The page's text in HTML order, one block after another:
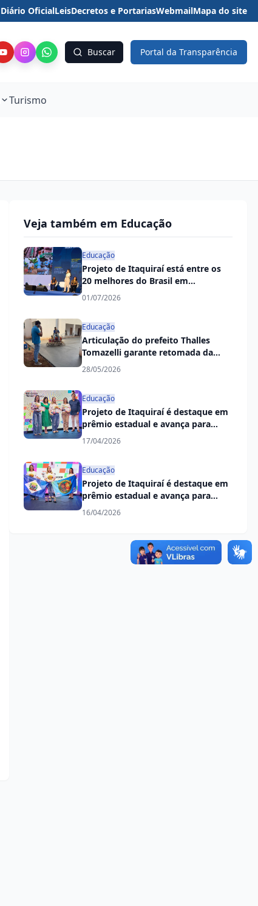
Diário OficialLeisDecretos e PortariasWebmailMapa do site
Buscar Portal da Transparência
Turismo
Veja também em Educação
Educação
Projeto de Itaquiraí está entre os
20 melhores do Brasil em
premiação do PNAE
01/07/2026
Educação
Articulação do prefeito Thalles
Tomazelli garante retomada da
obra da Creche do Jardim
28/05/2026
Educação
Projeto de Itaquiraí é destaque em
prêmio estadual e avança para
etapa nacional
17/04/2026
Educação
Projeto de Itaquiraí é destaque em
prêmio estadual e avança para
etapa nacional
16/04/2026